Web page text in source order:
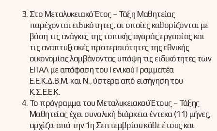
Στο Μεταλυκειακό Έτος – Τάξη Μαθητείας
παρέχονται ειδικότητες, οι οποίες καθορίζονται με
βάση τις ανάγκες της τοπικής αγοράς εργασίας και
τις αναπτυξιακές προτεραιότητες της εθνικής
οικονομίας λαμβάνοντας υπόψη τις ειδικότητες των
ΕΠΑΛ με απόφαση του Γενικού Γραμματέα
Ε.Ε.Κ.Δ.Β.Μ. και Ν., ύστερα από εισήγηση του
Κ.Σ.Ε.Ε.Κ.
Το πρόγραμμα του Μεταλυκειακού Έτους – Τάξης
Μαθητείας έχει συνολική διάρκεια έντεκα (11) μήνες,
αρχίζει από την 1η Σεπτεμβρίου κάθε έτους και